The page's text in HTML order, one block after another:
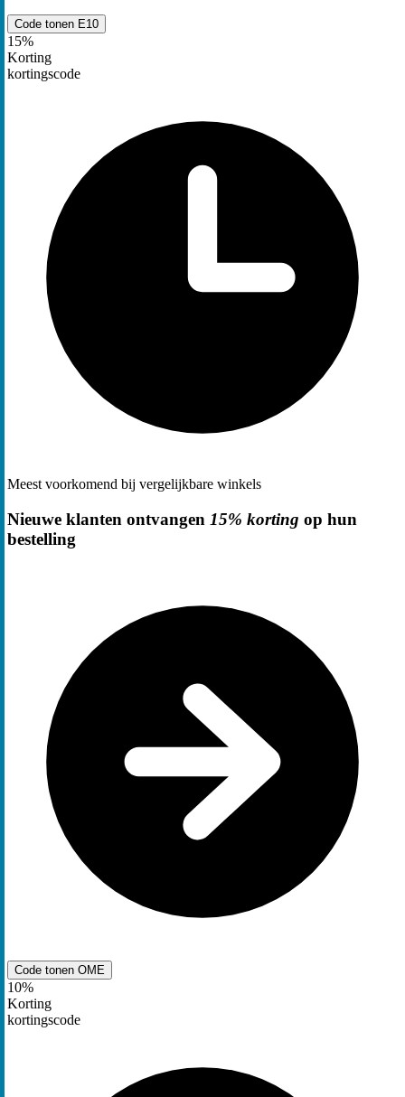
Code tonen E10
15%
Korting
kortingscode
Meest voorkomend bij vergelijkbare winkels
Nieuwe klanten ontvangen 15% korting op hun
bestelling
Code tonen OME
10%
Korting
kortingscode